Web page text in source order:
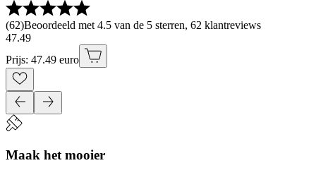
(62)Beoordeeld met 4.5 van de 5 sterren, 62 klantreviews
47.49
Prijs: 47.49 euro
Maak het mooier